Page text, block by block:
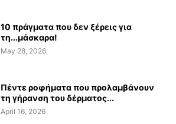
10 πράγματα που δεν ξέρεις για
τη...μάσκαρα!
May 28, 2026
Πέντε ροφήματα που προλαμβάνουν
τη γήρανση του δέρματος...
April 16, 2026